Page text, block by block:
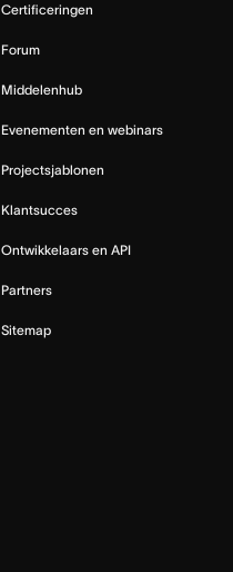
Certificeringen
Forum
Middelenhub
Evenementen en webinars
Projectsjablonen
Klantsucces
Ontwikkelaars en API
Partners
Sitemap